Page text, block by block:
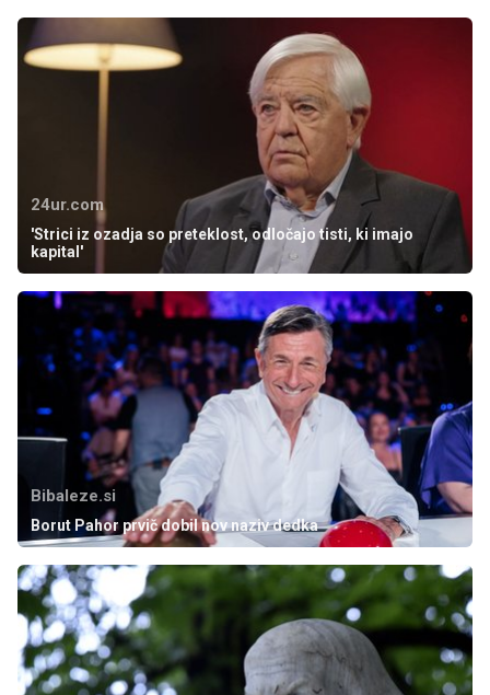
24ur.com
'Strici iz ozadja so preteklost, odločajo tisti, ki imajo
kapital'
Bibaleze.si
Borut Pahor prvič dobil nov naziv dedka